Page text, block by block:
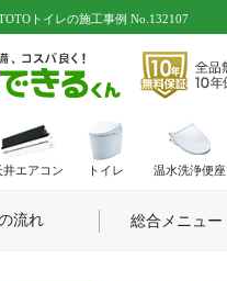
トイレの施工事例 No.132107
井エアコン トイレ 温水洗浄便座
流れ 総合メニュー